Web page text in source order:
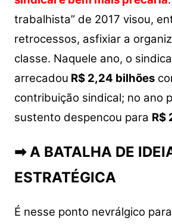
trabalhista” de 2017 visou,
retrocessos, asfixiar a
classe. Naquele ano, o
arrecadou R$ 2,24 bilhões
contribuição sindical; no ano
sustento despencou para R$
➡ A BATALHA DE
ESTRATÉGICA
É nesse ponto nevrálgico